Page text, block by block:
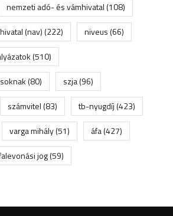
nemzeti adó- és vámhivatal(108)
(nav)(222) niveus(66)
(510)
(80) szja(96)
számvitel(83) tb-nyugdíj(423)
varga mihály(51) áfa(427)
jog(59)